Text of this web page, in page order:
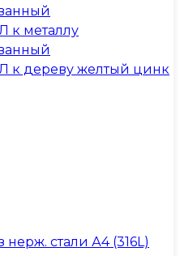
к металлу
к дереву желтый цинк
нерж. стали А4 (316L)